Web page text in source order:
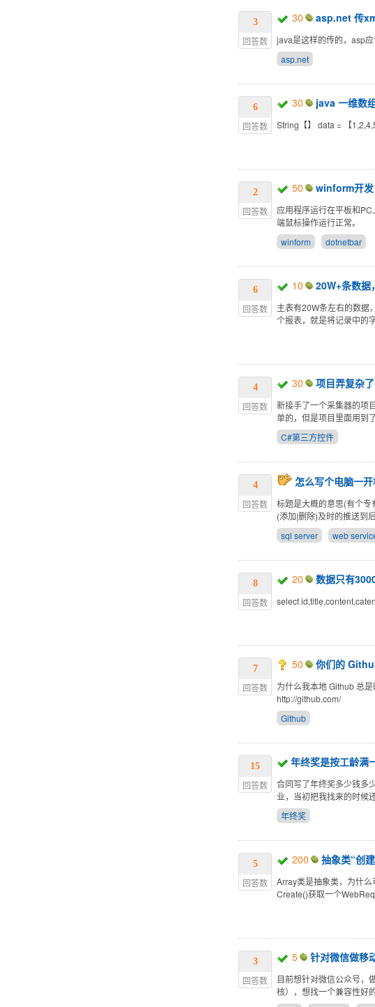
3
回答数
30 asp.net 传
java是这样的传的，asp应
asp.net
6
回答数
30 java 一维数
String【】 data = 【
2
回答数
50 winform开
应用程序运行在平板和
端鼠标操作运行正常。
winform
dotnetbar
6
回答数
10 20W+条数据
主表有20W条左右的数据
个报表，就是将记录中的
4
回答数
30 项目弄复杂
新接手了一个采集器的项
单的，但是项目里面用到
C#第三方控件
4
回答数
怎么写个电脑一
标题是大概的意思(有个
(添加|删除)及时的推送到
sql server
web
8
回答数
20 数据只有
select
7
回答数
50 你们的
为什么我本地 Github 总
http://github.com/
Github
15
回答数
年终奖是按工龄满
合同写了年终奖多少钱多
业，当初把我找来的时候
年终奖
5
回答数
200 抽象类“创建
Array类是抽象类，为什
Create()获取一个
3
回答数
5 针对微信做移
目前想针对微信公众号，
核），想找一个兼容性好